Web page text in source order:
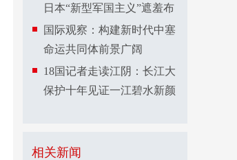
日本“新型军国主义”遮羞布
国际观察：构建新时代中塞
命运共同体前景广阔
18国记者走读江阴：长江大
保护十年见证一江碧水新颜
相关新闻